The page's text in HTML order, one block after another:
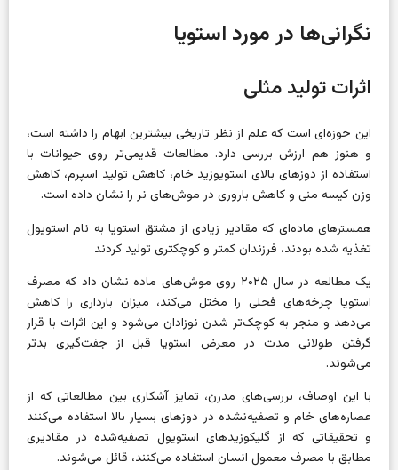
نگرانی‌ها در مورد استویا
اثرات تولید مثلی
این حوزه‌ای است که علم از نظر تاریخی بیشترین ابهام را داشته است،
و هنوز هم ارزش بررسی دارد. مطالعات قدیمی‌تر روی حیوانات با
استفاده از دوزهای بالای استویوزید خام، کاهش تولید اسپرم، کاهش
وزن کیسه منی و کاهش باروری در موش‌های نر را نشان داده است.
همسترهای ماده‌ای که مقادیر زیادی از مشتق استویا به نام استویول
تغذیه شده بودند، فرزندان کمتر و کوچکتری تولید کردند
یک مطالعه در سال ۲۰۲۵ روی موش‌های ماده نشان داد که مصرف
استویا چرخه‌های فحلی را مختل می‌کند، میزان بارداری را کاهش
می‌دهد و منجر به کوچک‌تر شدن نوزادان می‌شود و این اثرات با قرار
گرفتن طولانی مدت در معرض استویا قبل از جفت‌گیری بدتر
می‌شوند.
با این اوصاف، بررسی‌های مدرن، تمایز آشکاری بین مطالعاتی که از
عصاره‌های خام و تصفیه‌نشده در دوزهای بسیار بالا استفاده می‌کنند
و تحقیقاتی که از گلیکوزیدهای استویول تصفیه‌شده در مقادیری
مطابق با مصرف معمول انسان استفاده می‌کنند، قائل می‌شوند.